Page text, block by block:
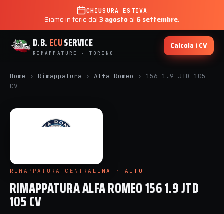
CHIUSURA ESTIVA
Siamo in ferie dal3 agostoal 6 settembre.
D.B. ECUSERVICE
RIMAPPATURE · TORINO
Calcola i CV
Home › Rimappatura › Alfa Romeo › 156 1.9 JTD 105
CV
RIMAPPATURA CENTRALINA · AUTO
RIMAPPATURA ALFA ROMEO 156 1.9 JTD
105 CV